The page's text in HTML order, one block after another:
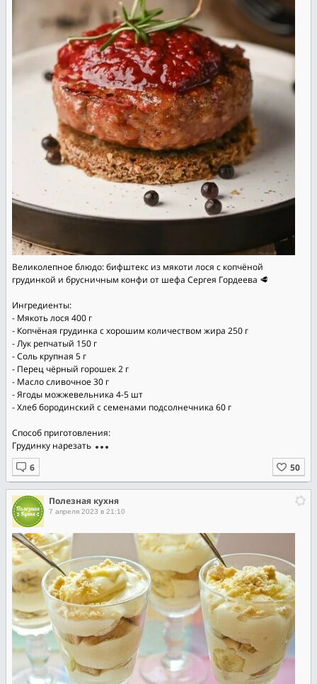
Великолепное блюдо: бифштекс из мякоти лося с копчёной
грудинкой и брусничным конфи от шефа Сергея Гордеева 🥩
Ингредиенты:
- Мякоть лося 400 г
- Копчёная грудинка с хорошим количеством жира 250 г
- Лук репчатый 150 г
- Соль крупная 5 г
- Перец чёрный горошек 2 г
- Масло сливочное 30 г
- Ягоды можжевельника 4-5 шт
- Хлеб бородинский с семенами подсолнечника 60 г
Способ приготовления:
Грудинку нарезать
Полезная кухня
7 апреля 2023 в 21:10